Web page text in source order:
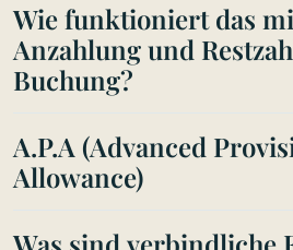
Wie funktioniert das
Anzahlung und
Buchung?
A.P.A (Advanced
Allowance)